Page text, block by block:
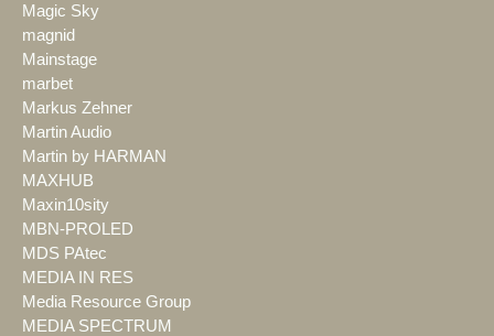
Magic Sky
magnid
Mainstage
marbet
Markus Zehner
Martin Audio
Martin by HARMAN
MAXHUB
Maxin10sity
MBN-PROLED
MDS PAtec
MEDIA IN RES
Media Resource Group
MEDIA SPECTRUM